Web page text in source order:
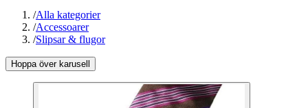
/Alla kategorier
/Accessoarer
/Slipsar & flugor
Hoppa över karusell